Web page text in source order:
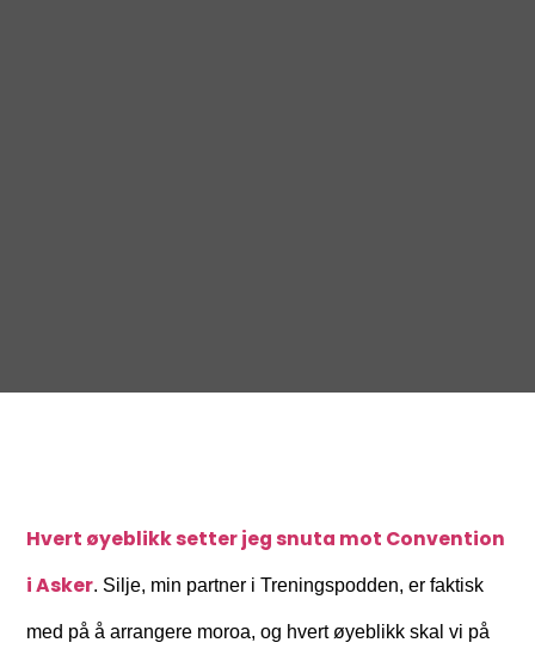
Hvert øyeblikk setter jeg snuta mot Convention
i Asker. Silje, min partner i Treningspodden, er faktisk
med på å arrangere moroa, og hvert øyeblikk skal vi på